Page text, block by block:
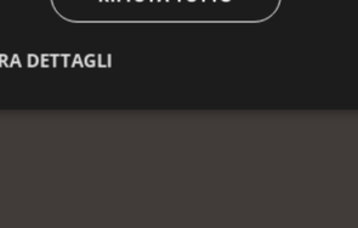
DETTAGLI